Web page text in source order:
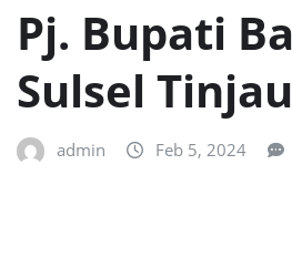
Pj. Bupati
Sulsel
admin Feb 5, 2024